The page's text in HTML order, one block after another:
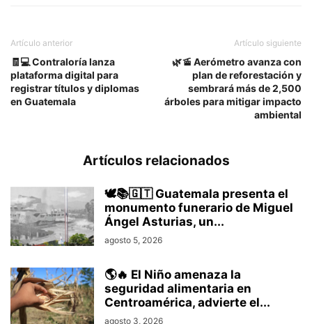
Artículo anterior
🧾💻 Contraloría lanza
plataforma digital para
registrar títulos y diplomas
en Guatemala
Artículo siguiente
🌿🚡 Aerómetro avanza con
plan de reforestación y
sembrará más de 2,500
árboles para mitigar impacto
ambiental
Artículos relacionados
🕊️📚🇬🇹 Guatemala presenta el
monumento funerario de Miguel
Ángel Asturias, un...
agosto 5, 2026
🌎🔥 El Niño amenaza la
seguridad alimentaria en
Centroamérica, advierte el...
agosto 3, 2026